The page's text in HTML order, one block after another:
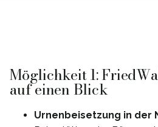
Möglichkeit 1:
auf einen Blick
Urnenbeisetzung in der